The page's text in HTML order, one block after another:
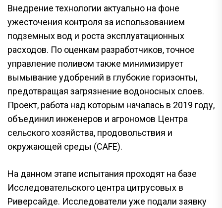
Внедрение технологии актуально на фоне
ужесточения контроля за использованием
подземных вод и роста эксплуатационных
расходов. По оценкам разработчиков, точное
управление поливом также минимизирует
вымывание удобрений в глубокие горизонты,
предотвращая загрязнение водоносных слоев.
Проект, работа над которым началась в 2019 году,
объединил инженеров и агрономов Центра
сельского хозяйства, продовольствия и
окружающей среды (CAFE).
На данном этапе испытания проходят на базе
Исследовательского центра цитрусовых в
Риверсайде. Исследователи уже подали заявку